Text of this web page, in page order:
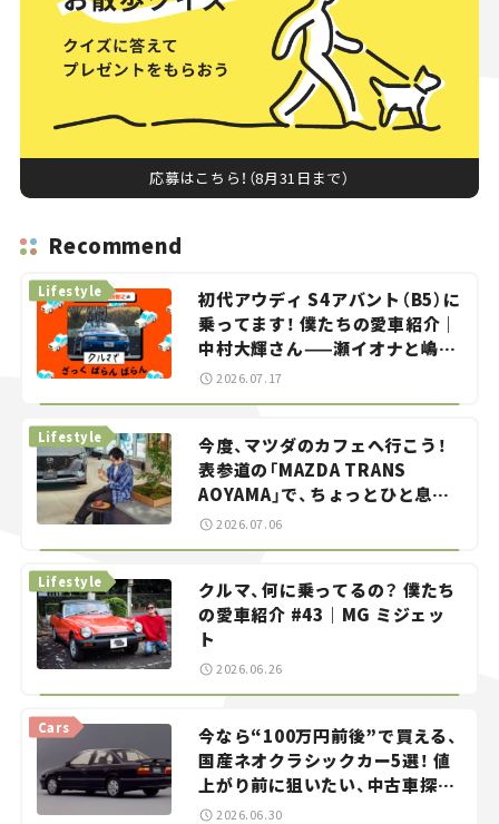
応募はこちら！（8月31日まで）
Recommend
初代アウディ S4アバント（B5）に
乗ってます！ 僕たちの愛車紹介｜
中村大輝さん——瀬イオナと嶋田
智之の「クルマでざっくばらんば
らん！」＃20
Lifestyle
2026.07.17
今度、マツダのカフェへ行こう！
表参道の「MAZDA TRANS
AOYAMA」で、ちょっとひと息。
——連載｜CCGとクルマでどうす
Lifestyle
2026.07.06
クルマ、何に乗ってるの？ 僕たち
の愛車紹介 #43｜MG ミジェッ
ト
Lifestyle
2026.06.26
今なら“100万円前後”で買える、
国産ネオクラシックカー5選！ 値
上がり前に狙いたい、中古車探し
をお手伝い――ちょっとイケてるマ
Cars
2026.06.30